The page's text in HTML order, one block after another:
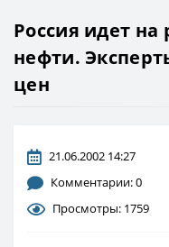
Россия идет на
нефти.
цен
21.06.2002 14:27
Комментарии: 0
Просмотры: 1759